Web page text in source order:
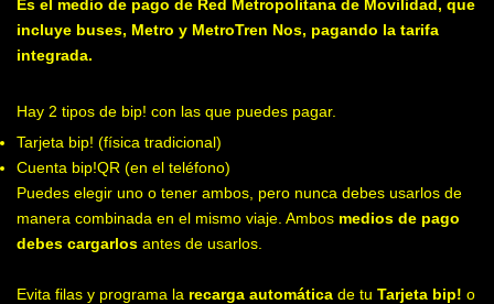
Es el medio de pago de Red Metropolitana de Movilidad, que
incluye buses, Metro y MetroTren Nos, pagando la tarifa
integrada.
Hay 2 tipos de bip! con las que puedes pagar.
Tarjeta bip! (física tradicional)
Cuenta bip!QR (en el teléfono)
Puedes elegir uno o tener ambos, pero nunca debes usarlos de
manera combinada en el mismo viaje. Ambos medios de pago
debes cargarlos antes de usarlos.
Evita filas y programa la recarga automática de tu Tarjeta bip! o